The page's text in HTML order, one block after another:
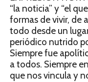
“la noticia” y “el
formas de vivir, de
todo desde un
periódico nutrido
Siempre fue
a todos. Siempre
que nos vincula y